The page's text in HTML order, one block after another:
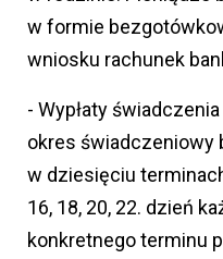
w formie
wniosku rachunek
- Wypłaty
okres świadczeniowy
w dziesięciu terminach
16, 18, 20, 22. dzień
konkretnego terminu